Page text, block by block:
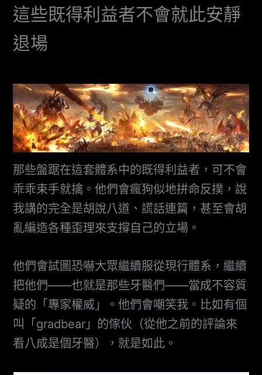
這些既得利益者不會就此安靜
退場
那些盤踞在這套體系中的既得利益者，可不會
乖乖束手就擒。他們會瘋狗似地拼命反撲，說
我講的完全是胡說八道、謊話連篇，甚至會胡
亂編造各種歪理來支撐自己的立場。
他們會試圖恐嚇大眾繼續服從現行體系，繼續
把他們——也就是那些牙醫們——當成不容質
疑的「專家權威」。他們會嘲笑我。比如有個
叫「gradbear」的傢伙（從他之前的評論來
看八成是個牙醫），就是如此。